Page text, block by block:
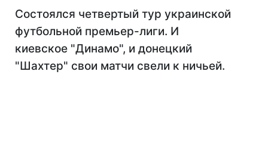
Состоялся четвертый тур украинской
футбольной премьер-лиги. И
киевское "Динамо", и донецкий
"Шахтер" свои матчи свели к ничьей.